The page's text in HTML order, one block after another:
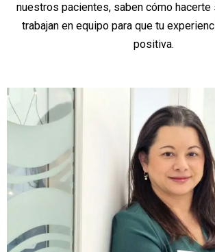
nuestros pacientes, saben cómo
trabajan en equipo para que tu
positiva.